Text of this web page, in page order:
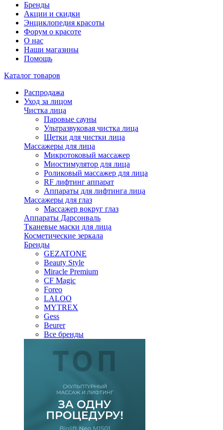
Бренды
Акции и скидки
Энциклопедия красоты
Форум о красоте
О нас
Наши магазины
Помощь
Каталог товаров
Распродажа
Уход за лицом
Чистка лица
Паровые сауны
Ультразвуковая чистка лица
Щетки для чистки лица
Массажеры для лица
Микротоковый массажер
Миостимулятор для лица
Роликовый массажер для лица
RF лифтинг аппарат
Аппараты для лифтинга лица
Массажеры для глаз
Массажер вокруг глаз
Аппараты Дарсонваль
Тканевые маски для лица
Косметические зеркала
Бренды
GEZATONE
Beauty Style
Miracle Premium
CF Magic
Foreo
LALOO
MYTREX
Gess
Beurer
Все бренды